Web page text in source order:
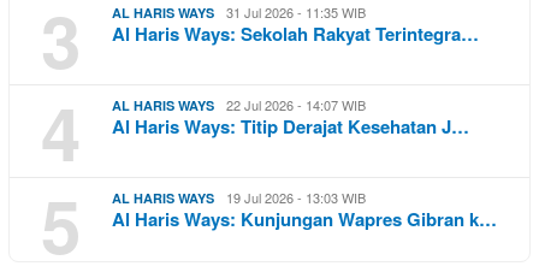
3 AL HARIS WAYS 31 Jul 2026 - 11:35 WIB
Al Haris Ways: Sekolah Rakyat Terintegra…
4 AL HARIS WAYS 22 Jul 2026 - 14:07 WIB
Al Haris Ways: Titip Derajat Kesehatan J…
5 AL HARIS WAYS 19 Jul 2026 - 13:03 WIB
Al Haris Ways: Kunjungan Wapres Gibran k…